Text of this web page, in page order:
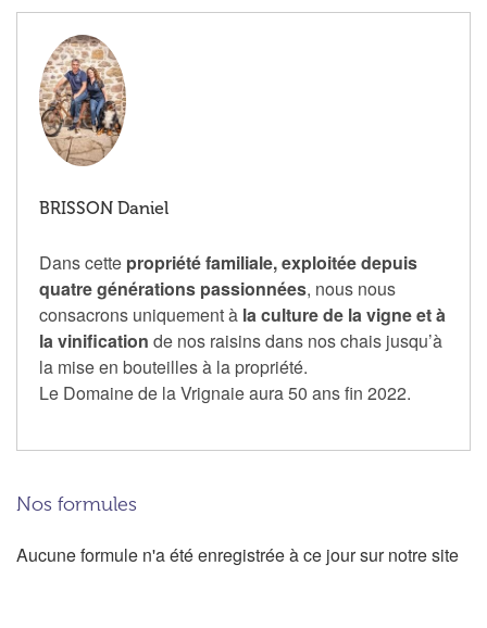
BRISSON Daniel
Dans cette propriété familiale, exploitée depuis
quatre générations passionnées, nous nous
consacrons uniquement à la culture de la vigne et à
la vinification de nos raisins dans nos chais jusqu’à
la mise en bouteilles à la propriété.
Le Domaine de la Vrignaie aura 50 ans fin 2022.
Nos formules
Aucune formule n'a été enregistrée à ce jour sur notre site